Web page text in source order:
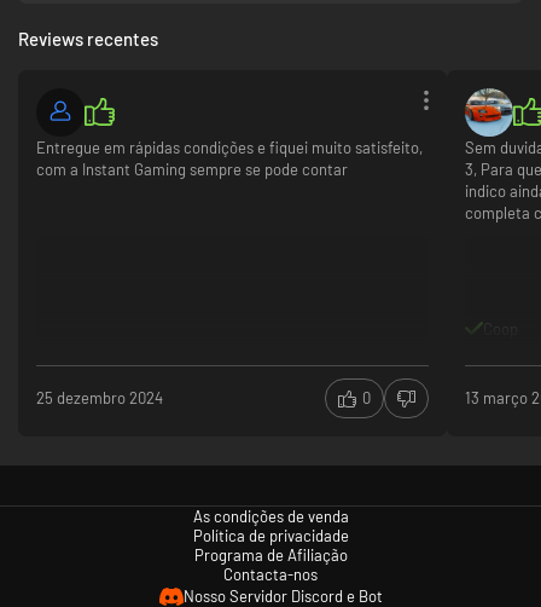
Reviews recentes
Entregue em rápidas condições e fiquei muito satisfeito,
com a Instant Gaming sempre se pode contar
25 dezembro 2024 0
Sem
3, Para
indico
completa
13 março
As condições de venda
Política de privacidade
Programa de Afiliação
Contacta-nos
Nosso Servidor Discord e Bot